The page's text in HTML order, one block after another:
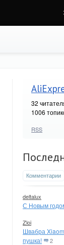
32
1006
RSS
Комментарии
deltalux
С Новым
Zloi
Швабра
пушка!
2